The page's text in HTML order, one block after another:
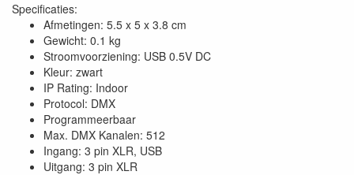
Specificaties:
Afmetingen: 5.5 x 5 x 3.8 cm
Gewicht: 0.1 kg
Stroomvoorziening: USB 0.5V DC
Kleur: zwart
IP Rating: Indoor
Protocol: DMX
Programmeerbaar
Max. DMX Kanalen: 512
Ingang: 3 pin XLR, USB
Uitgang: 3 pin XLR